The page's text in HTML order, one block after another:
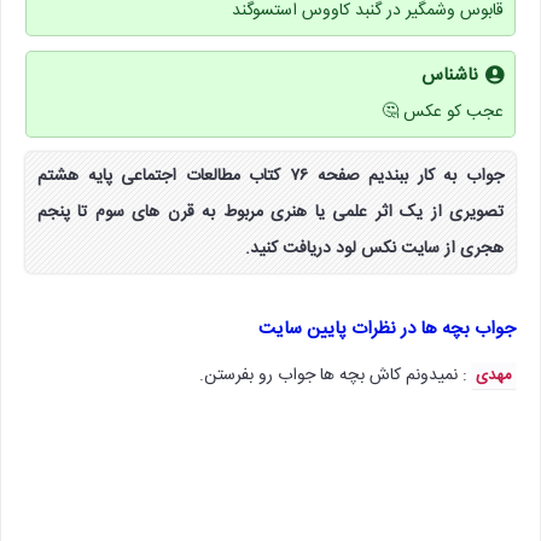
قابوس وشمگیر در گنبد کاووس استسوگند
ناشناس
عجب کو عکس 🤔
جواب به کار ببندیم صفحه ۷۶ کتاب مطالعات اجتماعی پایه هشتم
تصویری از یک اثر علمی یا هنری مربوط به قرن های سوم تا پنجم
هجری از سایت نکس لود دریافت کنید.
جواب بچه ها در نظرات پایین سایت
مهدی : نمیدونم کاش بچه ها جواب رو بفرستن.